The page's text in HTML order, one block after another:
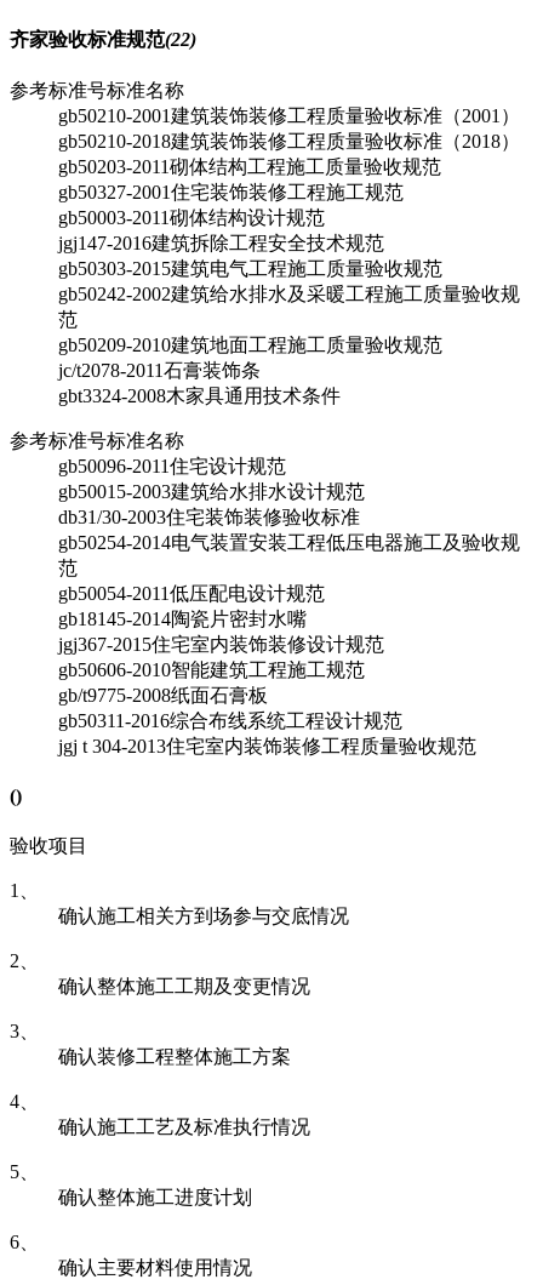
齐家验收标准规范(22)
参考标准号标准名称
gb50210-2001建筑装饰装修工程质量验收标准（2001）
gb50210-2018建筑装饰装修工程质量验收标准（2018）
gb50203-2011砌体结构工程施工质量验收规范
gb50327-2001住宅装饰装修工程施工规范
gb50003-2011砌体结构设计规范
jgj147-2016建筑拆除工程安全技术规范
gb50303-2015建筑电气工程施工质量验收规范
gb50242-2002建筑给水排水及采暖工程施工质量验收规
范
gb50209-2010建筑地面工程施工质量验收规范
jc/t2078-2011石膏装饰条
gbt3324-2008木家具通用技术条件
参考标准号标准名称
gb50096-2011住宅设计规范
gb50015-2003建筑给水排水设计规范
db31/30-2003住宅装饰装修验收标准
gb50254-2014电气装置安装工程低压电器施工及验收规
范
gb50054-2011低压配电设计规范
gb18145-2014陶瓷片密封水嘴
jgj367-2015住宅室内装饰装修设计规范
gb50606-2010智能建筑工程施工规范
gb/t9775-2008纸面石膏板
gb50311-2016综合布线系统工程设计规范
jgj t 304-2013住宅室内装饰装修工程质量验收规范
()
验收项目
1、
确认施工相关方到场参与交底情况
2、
确认整体施工工期及变更情况
3、
确认装修工程整体施工方案
4、
确认施工工艺及标准执行情况
5、
确认整体施工进度计划
6、
确认主要材料使用情况